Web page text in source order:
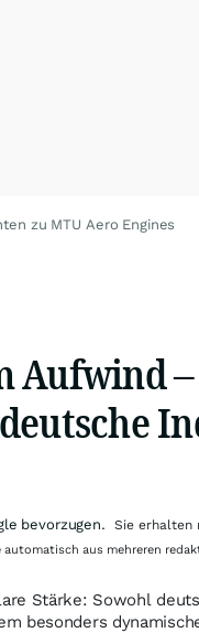
zu MTU Aero Engines
Aufwind
Stärke: Sowohl
besonders
bevorzugen. Sie erhalten
automatisch aus mehreren